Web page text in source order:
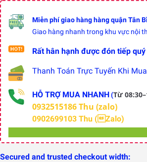
Miễn phí giao hàng hàng quận Tân
Giao hàng nhanh trong khu vực nội
Rất hân hạnh được đón tiếp
Thanh Toán Trực Tuyến Khi
HỖ TRỢ MUA NHANH(Từ
0932515186 Thu (zalo)
0902699103 Thu (Zalo)
Secured and trusted checkout width: